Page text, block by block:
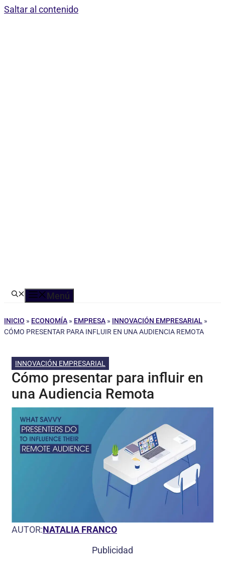
Saltar al contenido
Menú
INICIO » ECONOMÍA » EMPRESA » INNOVACIÓN EMPRESARIAL »
CÓMO PRESENTAR PARA INFLUIR EN UNA AUDIENCIA REMOTA
INNOVACIÓN EMPRESARIAL
Cómo presentar para influir en
una Audiencia Remota
AUTOR:NATALIA FRANCO
Publicidad